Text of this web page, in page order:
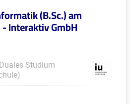
(B.Sc.) am
Interaktiv GmbH
Studium